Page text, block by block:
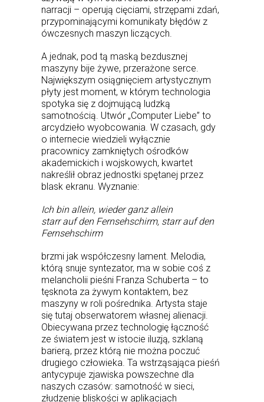
narracji – operują cięciami, strzępami zdań,
przypominającymi komunikaty błędów z
ówczesnych maszyn liczących.
A jednak, pod tą maską bezdusznej
maszyny bije żywe, przerażone serce.
Największym osiągnięciem artystycznym
płyty jest moment, w którym technologia
spotyka się z dojmującą ludzką
samotnością. Utwór „Computer Liebe” to
arcydzieło wyobcowania. W czasach, gdy
o internecie wiedzieli wyłącznie
pracownicy zamkniętych ośrodków
akademickich i wojskowych, kwartet
nakreślił obraz jednostki spętanej przez
blask ekranu. Wyznanie:
Ich bin allein, wieder ganz allein
starr auf den Fernsehschirm, starr auf den
Fernsehschirm
brzmi jak współczesny lament. Melodia,
którą snuje syntezator, ma w sobie coś z
melancholii pieśni Franza Schuberta – to
tęsknota za żywym kontaktem, bez
maszyny w roli pośrednika. Artysta staje
się tutaj obserwatorem własnej alienacji.
Obiecywana przez technologię łączność
ze światem jest w istocie iluzją, szklaną
barierą, przez którą nie można poczuć
drugiego człowieka. Ta wstrząsająca pieśń
antycypuje zjawiska powszechne dla
naszych czasów: samotność w sieci,
złudzenie bliskości w aplikacjach